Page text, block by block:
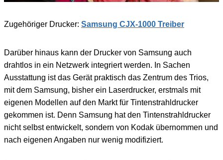
Zugehöriger Drucker: Samsung CJX-1000 Treiber
Darüber hinaus kann der Drucker von Samsung auch
drahtlos in ein Netzwerk integriert werden. In Sachen
Ausstattung ist das Gerät praktisch das Zentrum des Trios,
mit dem Samsung, bisher ein Laserdrucker, erstmals mit
eigenen Modellen auf den Markt für Tintenstrahldrucker
gekommen ist. Denn Samsung hat den Tintenstrahldrucker
nicht selbst entwickelt, sondern von Kodak übernommen und
nach eigenen Angaben nur wenig modifiziert.